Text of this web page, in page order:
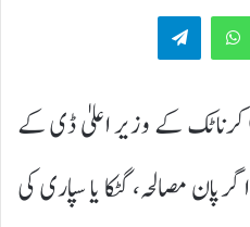
WhatsApp
کرناٹک کے وزیر اعلیٰ ڈی کے
پان مصالحہ، گٹکا یا سپاری کی